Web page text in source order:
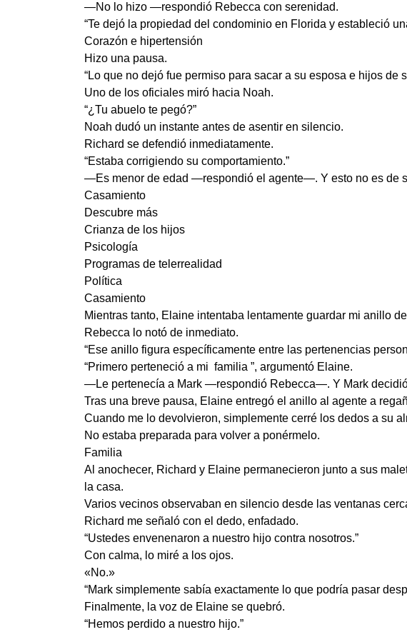
—No lo hizo —respondió Rebecca con serenidad.
“Te dejó la propiedad del condominio en Florida y estableció
Corazón e hipertensión
Hizo una pausa.
“Lo que no dejó fue permiso para sacar a su esposa e hijos de
Uno de los oficiales miró hacia Noah.
“¿Tu abuelo te pegó?”
Noah dudó un instante antes de asentir en silencio.
Richard se defendió inmediatamente.
“Estaba corrigiendo su comportamiento.”
—Es menor de edad —respondió el agente—. Y esto no es de
Casamiento
Descubre más
Crianza de los hijos
Psicología
Programas de telerrealidad
Política
Casamiento
Mientras tanto, Elaine intentaba lentamente guardar mi anillo
Rebecca lo notó de inmediato.
“Ese anillo figura específicamente entre las pertenencias
“Primero perteneció a mi familia ”, argumentó Elaine.
—Le pertenecía a Mark —respondió Rebecca—. Y Mark
Tras una breve pausa, Elaine entregó el anillo al agente a
Cuando me lo devolvieron, simplemente cerré los dedos a su
No estaba preparada para volver a ponérmelo.
Familia
Al anochecer, Richard y Elaine permanecieron junto a sus
la casa.
Varios vecinos observaban en silencio desde las ventanas
Richard me señaló con el dedo, enfadado.
“Ustedes envenenaron a nuestro hijo contra nosotros.”
Con calma, lo miré a los ojos.
«No.»
“Mark simplemente sabía exactamente lo que podría pasar
Finalmente, la voz de Elaine se quebró.
“Hemos perdido a nuestro hijo.”